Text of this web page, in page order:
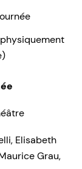
Elisabeth
Grau,